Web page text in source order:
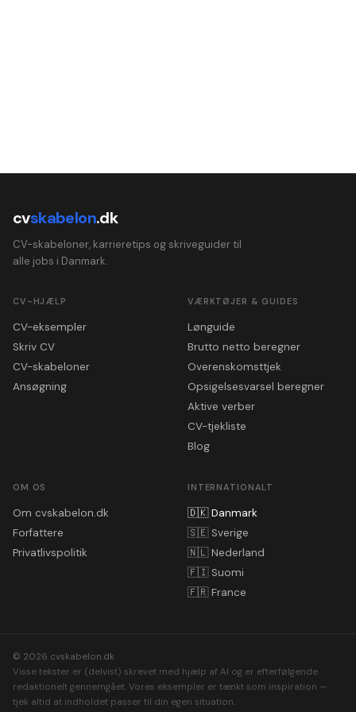
cvskabelon.dk
CV-skabeloner, karrieretips og skriveguider til
alle jobs i Danmark.
CV-HJÆLP
CV-eksempler
Skriv CV
CV-skabeloner
Ansøgning
VÆRKTØJER & GUIDES
Lønguide
Brutto netto beregner
Overenskomsttjek
Opsigelsesvarsel beregner
Aktive verber
CV-tjekliste
Blog
OM OS
Om cvskabelon.dk
Forfattere
Privatlivspolitik
INTERNATIONALT
🇩🇰 Danmark
🇸🇪 Sverige
🇳🇱 Nederland
🇫🇮 Suomi
🇫🇷 France
© 2026 cvskabelon.dk
Visse tekster er (delvist) skrevet med hjælp af AI og er efterfølgende
redaktionelt gennemgået. Vores eksempler er tænkt som inspiration —
tjek altid at indholdet passer til din egen situation.